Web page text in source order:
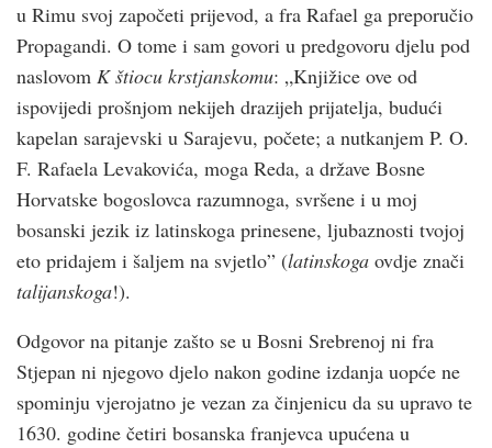
u Rimu svoj započeti prijevod, a fra Rafael ga preporučio
Propagandi. O tome i sam govori u predgovoru djelu pod
naslovom K štiocu krstjanskomu: „Knjižice ove od
ispovijedi prošnjom nekijeh drazijeh prijatelja, budući
kapelan sarajevski u Sarajevu, počete; a nutkanjem P. O.
F. Rafaela Levakovića, moga Reda, a države Bosne
Horvatske bogoslovca razumnoga, svršene i u moj
bosanski jezik iz latinskoga prinesene, ljubaznosti tvojoj
eto pridajem i šaljem na svjetlo” (latinskoga ovdje znači
talijanskoga!).
Odgovor na pitanje zašto se u Bosni Srebrenoj ni fra
Stjepan ni njegovo djelo nakon godine izdanja uopće ne
spominju vjerojatno je vezan za činjenicu da su upravo te
1630. godine četiri bosanska franjevca upućena u